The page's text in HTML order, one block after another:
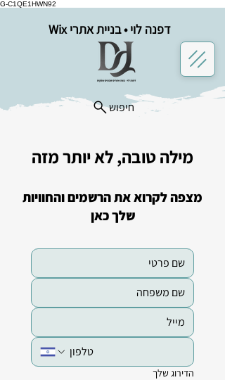
G-C1QE1HWN92
דפנה לוי • בניית אתרי Wix
חיפוש
מילה טובה, לא יותר מזה
מצפה לקרוא את הרשמים והחוויות
שלך כאן​
הדירוג שלך